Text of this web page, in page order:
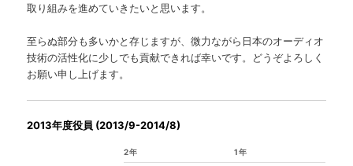
取り組みを進めていきたいと思います。
至らぬ部分も多いかと存じますが、微力ながら日本のオーディオ
技術の活性化に少しでも貢献できれば幸いです。どうぞよろしく
お願い申し上げます。
2013年度役員 (2013/9-2014/8)
2年 1年